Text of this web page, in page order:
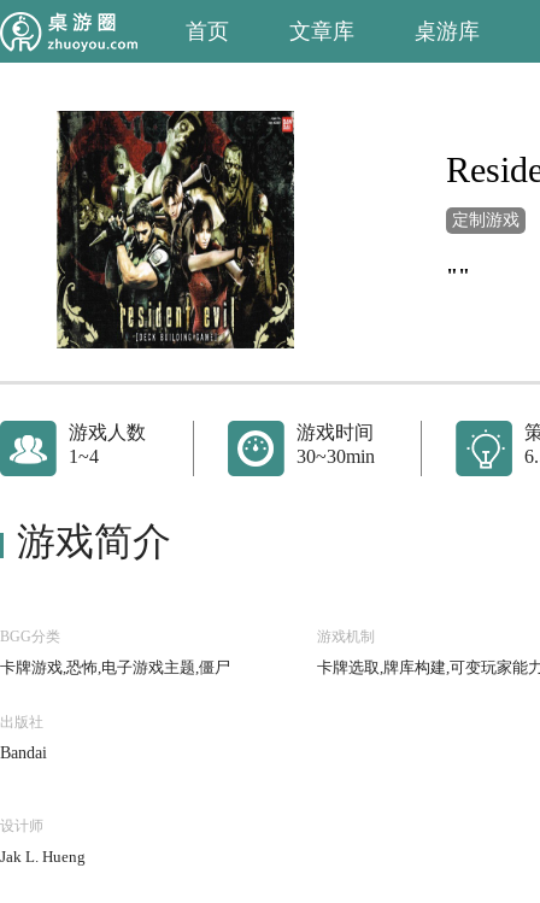
首页 文章库 桌游库
定制游戏
""
游戏人数
1~4
游戏时间
30~30min
游戏简介
BGG分类
卡牌游戏,恐怖,电子游戏主题,僵尸
游戏机制
卡牌选取,牌库构建,可变玩家能
出版社
Bandai
设计师
Jak L. Hueng